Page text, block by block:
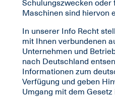
Schulungszwecken oder
Maschinen sind hiervon
In unserer Info Recht
mit Ihnen verbundenen
Unternehmen und
nach Deutschland
Informationen zum
Verfügung und geben
Umgang mit dem